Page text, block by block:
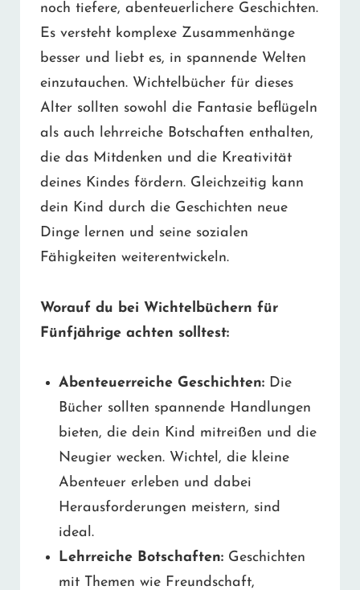
noch tiefere, abenteuerlichere Geschichten.
Es versteht komplexe Zusammenhänge
besser und liebt es, in spannende Welten
einzutauchen. Wichtelbücher für dieses
Alter sollten sowohl die Fantasie beflügeln
als auch lehrreiche Botschaften enthalten,
die das Mitdenken und die Kreativität
deines Kindes fördern. Gleichzeitig kann
dein Kind durch die Geschichten neue
Dinge lernen und seine sozialen
Fähigkeiten weiterentwickeln.
Worauf du bei Wichtelbüchern für
Fünfjährige achten solltest:
Abenteuerreiche Geschichten:Die
Bücher sollten spannende Handlungen
bieten, die dein Kind mitreißen und die
Neugier wecken. Wichtel, die kleine
Abenteuer erleben und dabei
Herausforderungen meistern, sind
ideal.
Lehrreiche Botschaften:Geschichten
mit Themen wie Freundschaft,